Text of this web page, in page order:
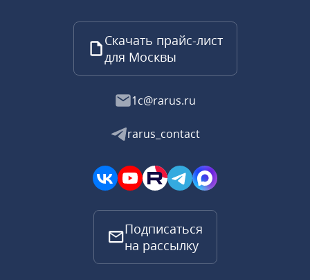
Скачать прайс-лист
для Москвы
1c@rarus.ru
rarus_contact
Подписаться
на рассылку